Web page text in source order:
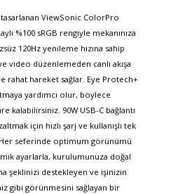
ViewSonic ColorPro
%100 sRGB rengiyle mekanınıza
120Hz yenileme hızına sahip
video düzenlemeden canlı akışa
rahat hareket sağlar. Eye Protech+
yardımcı olur, böylece
kalabilirsiniz. 90W USB-C bağlantı
için hızlı şarj ve kullanışlı tek
Her seferinde optimum görünümü
ayarlarla, kurulumunuza doğal
şeklinizi destekleyen ve işinizin
gibi görünmesini sağlayan bir